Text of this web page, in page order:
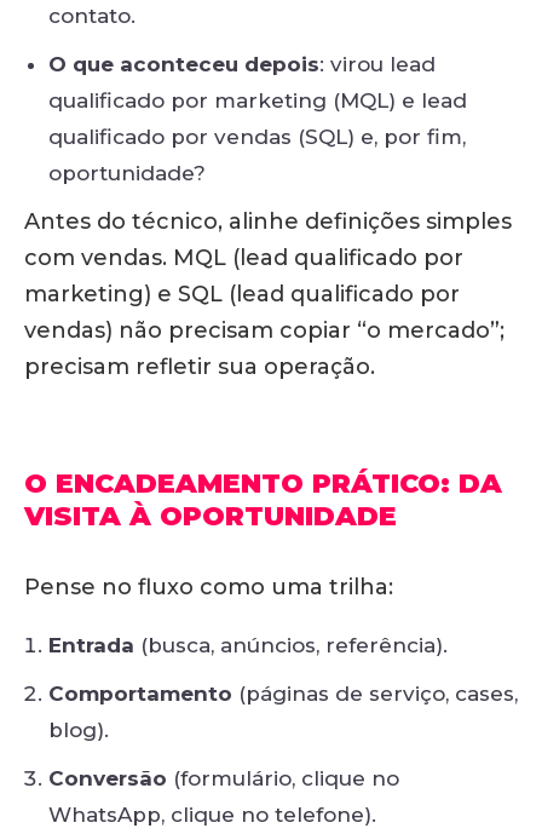
contato.
O que aconteceu depois: virou lead
qualificado por marketing (MQL) e lead
qualificado por vendas (SQL) e, por fim,
oportunidade?
Antes do técnico, alinhe definições simples
com vendas. MQL (lead qualificado por
marketing) e SQL (lead qualificado por
vendas) não precisam copiar “o mercado”;
precisam refletir sua operação.
O ENCADEAMENTO PRÁTICO: DA
VISITA À OPORTUNIDADE
Pense no fluxo como uma trilha:
Entrada (busca, anúncios, referência).
Comportamento (páginas de serviço, cases,
blog).
Conversão (formulário, clique no
WhatsApp, clique no telefone).